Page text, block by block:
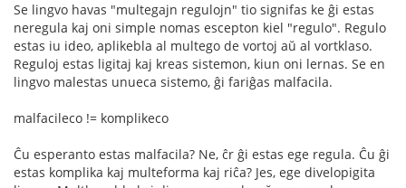
Se lingvo havas "multegajn regulojn" tio signifas ke ĝi estas
neregula kaj oni simple nomas escepton kiel "regulo". Regulo
estas iu ideo, aplikebla al multego de vortoj aŭ al vortklaso.
Reguloj estas ligitaj kaj kreas sistemon, kiun oni lernas. Se en
lingvo malestas unueca sistemo, ĝi fariĝas malfacila.
malfacileco != komplikeco
Ĉu esperanto estas malfacila? Ne, ĉr ĝi estas ege regula. Ĉu ĝi
estas komplika kaj multeforma kaj riĉa? Jes, ege divelopigita